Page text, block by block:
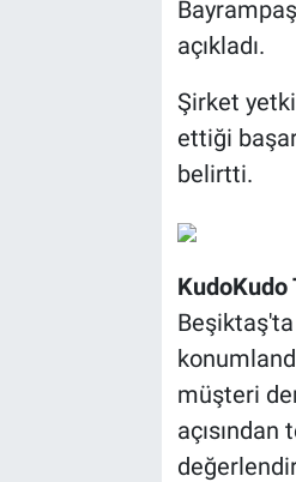
açıkladı.
Şirket
ettiği
belirtti.
müşteri